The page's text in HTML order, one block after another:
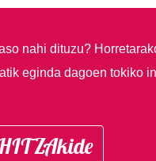
nahi dituzu?
eginda dagoen tokiko